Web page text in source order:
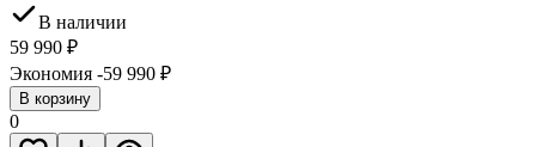
В наличии
59 990 ₽
Экономия -59 990 ₽
В корзину
0